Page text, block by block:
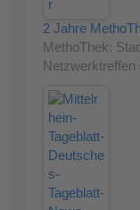
2 Jahre
MethoThek: